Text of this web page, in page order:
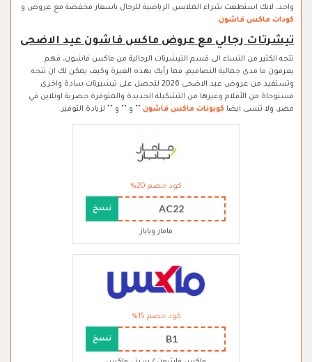
واحد، لانك استطعت شراء الملابس الرياضية للرجال باسعار مخفضة مع عروض و
كودات ماكس فاشون.
تيشرتات رجالي مع عروض ماكس فاشون عيد الاضحى
تتجه الكثير من النساء الى قسم التيشرتات الرجالية من ماكس فاشون، فهم
يعرفون ما مدى جمالية التصاميم، فما رأيك بهذه الغيرة وكيف يمكن لك ان تتجه
وتستفيد من عروض عيد الاضحى 2026 لتحصل على تيشيرتات سادة واخرى
مستوحاة من الأفلام وغيرها من التشكيلة الجديدة والمتوفرة حصرية اونلاين في
مصر، ولا تنسى ايضا كوبونات ماكس فاشون "" و "" و "" لزيادة التوفير.
كود خصم 20%
AC22 نسخ
ماماز وباباز
كود خصم 15%
B1 نسخ